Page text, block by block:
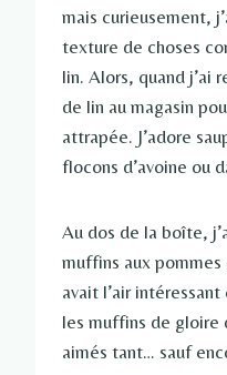
mais curieusement,
texture de choses
lin. Alors, quand j’ai
de lin au magasin
attrapée. J’adore
flocons d’avoine ou
Au dos de la boîte,
muffins aux pommes
avait l’air
les muffins de gloire
aimés tant… sauf